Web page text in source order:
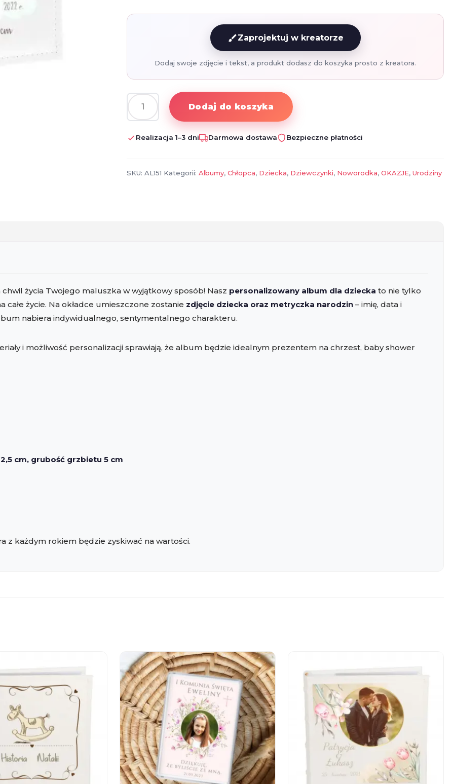
brushZaprojektuj w kreatorze
Dodaj swoje zdjęcie i tekst, a produkt dodasz do koszyka prosto z kreatora.
ilość
Personalizowany
album
ze
Dodaj do koszyka
Realizacja 1–3 dni Darmowa dostawa Bezpieczne płatności
SKU:AL151 Kategorii:Albumy,Chłopca, Dziecka, Dziewczynki, Noworodka,OKAZJE,Urodziny
życia Twojego maluszka w wyjątkowy sposób! Nasz personalizowany album dla dziecka to nie tylko
życie. Na okładce umieszczone zostanie zdjęcie dziecka oraz metryczka narodzin – imię, data i
nabiera indywidualnego, sentymentalnego charakteru.
i możliwość personalizacji sprawiają, że album będzie idealnym prezentem na chrzest, baby shower
cm, grubość grzbietu 5 cm
z każdym rokiem będzie zyskiwać na wartości.